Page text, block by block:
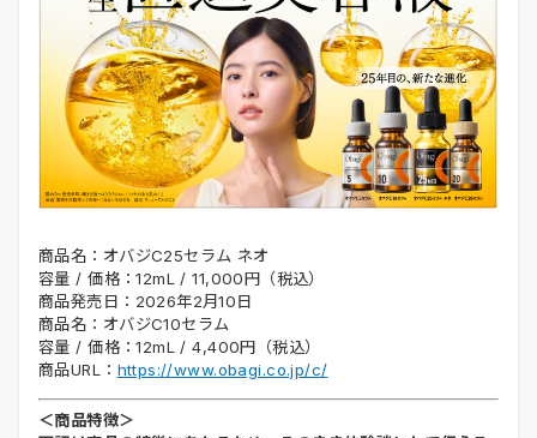
商品名：オバジC25セラム ネオ
容量 / 価格：12mL / 11,000円（税込）
商品発売日：2026年2月10日
商品名：オバジC10セラム
容量 / 価格：12mL / 4,400円（税込）
商品URL： https://www.obagi.co.jp/c/
＜商品特徴＞